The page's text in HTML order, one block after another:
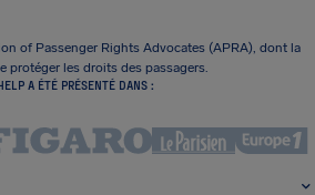
of Passenger Rights Advocates (APRA), dont la
protéger les droits des passagers.
A ÉTÉ PRÉSENTÉ DANS :